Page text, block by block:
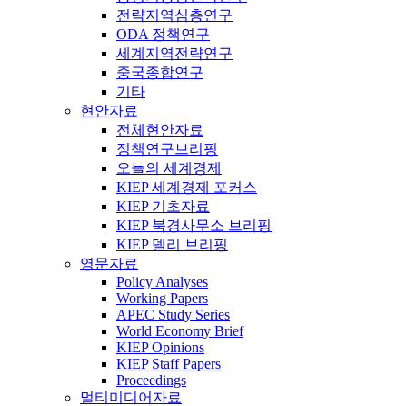
전략지역심층연구
ODA 정책연구
세계지역전략연구
중국종합연구
기타
현안자료
전체현안자료
정책연구브리핑
오늘의 세계경제
KIEP 세계경제 포커스
KIEP 기초자료
KIEP 북경사무소 브리핑
KIEP 델리 브리핑
영문자료
Policy Analyses
Working Papers
APEC Study Series
World Economy Brief
KIEP Opinions
KIEP Staff Papers
Proceedings
멀티미디어자료